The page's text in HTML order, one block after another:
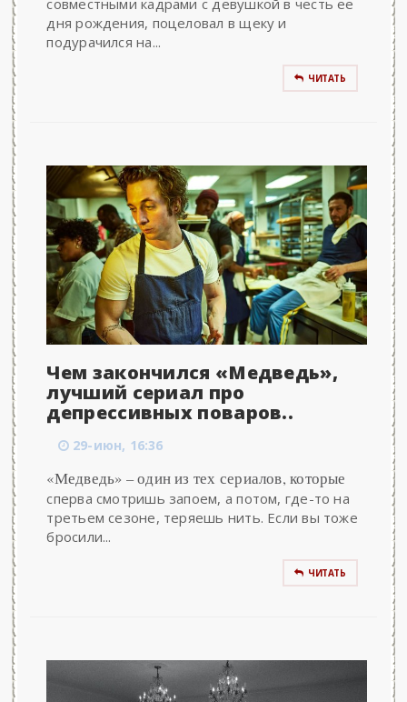
совместными кадрами с девушкой в честь ее
дня рождения, поцеловал в щеку и
подурачился на...
ЧИТАТЬ
Чем закончился «Медведь»,
лучший сериал про
депрессивных поваров..
29-июн, 16:36
«Медведь» – один из тех сериалов, которые
сперва смотришь запоем, а потом, где-то на
третьем сезоне, теряешь нить. Если вы тоже
бросили...
ЧИТАТЬ